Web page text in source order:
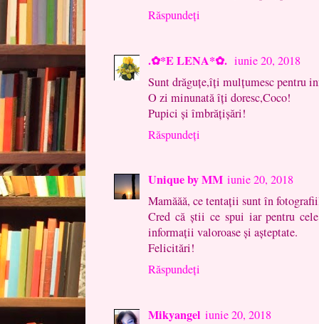
Răspundeți
.✿*E LENA*✿. iunie 20, 2018
Sunt drăguțe,îți mulțumesc pentru
O zi minunată îți doresc,Coco!
Pupici și îmbrățișări!
Răspundeți
Unique by MM iunie 20, 2018
Mamăăă, ce tentații sunt în
Cred că știi ce spui iar pentru
informații valoroase și așteptate.
Felicitări!
Răspundeți
Mikyangel iunie 20, 2018